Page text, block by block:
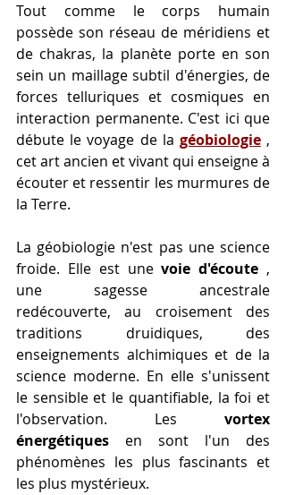
Tout comme le corps humain
possède son réseau de méridiens et
de chakras, la planète porte en son
sein un maillage subtil d'énergies, de
forces telluriques et cosmiques en
interaction permanente. C'est ici que
débute le voyage de la géobiologie ,
cet art ancien et vivant qui enseigne à
écouter et ressentir les murmures de
la Terre.
La géobiologie n'est pas une science
froide. Elle est une voie d'écoute ,
une sagesse ancestrale
redécouverte, au croisement des
traditions druidiques, des
enseignements alchimiques et de la
science moderne. En elle s'unissent
le sensible et le quantifiable, la foi et
l'observation. Les vortex
énergétiques en sont l'un des
phénomènes les plus fascinants et
les plus mystérieux.